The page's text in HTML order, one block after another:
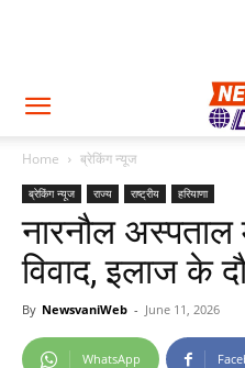
Home ब्रेकिंग न्यूज
ब्रेकिंग न्यूज राज्य राष्ट्रीय हरियाणा
नारनौल
विवाद, इलाज के
By NewsvaniWeb - June 11, 2026
WhatsApp